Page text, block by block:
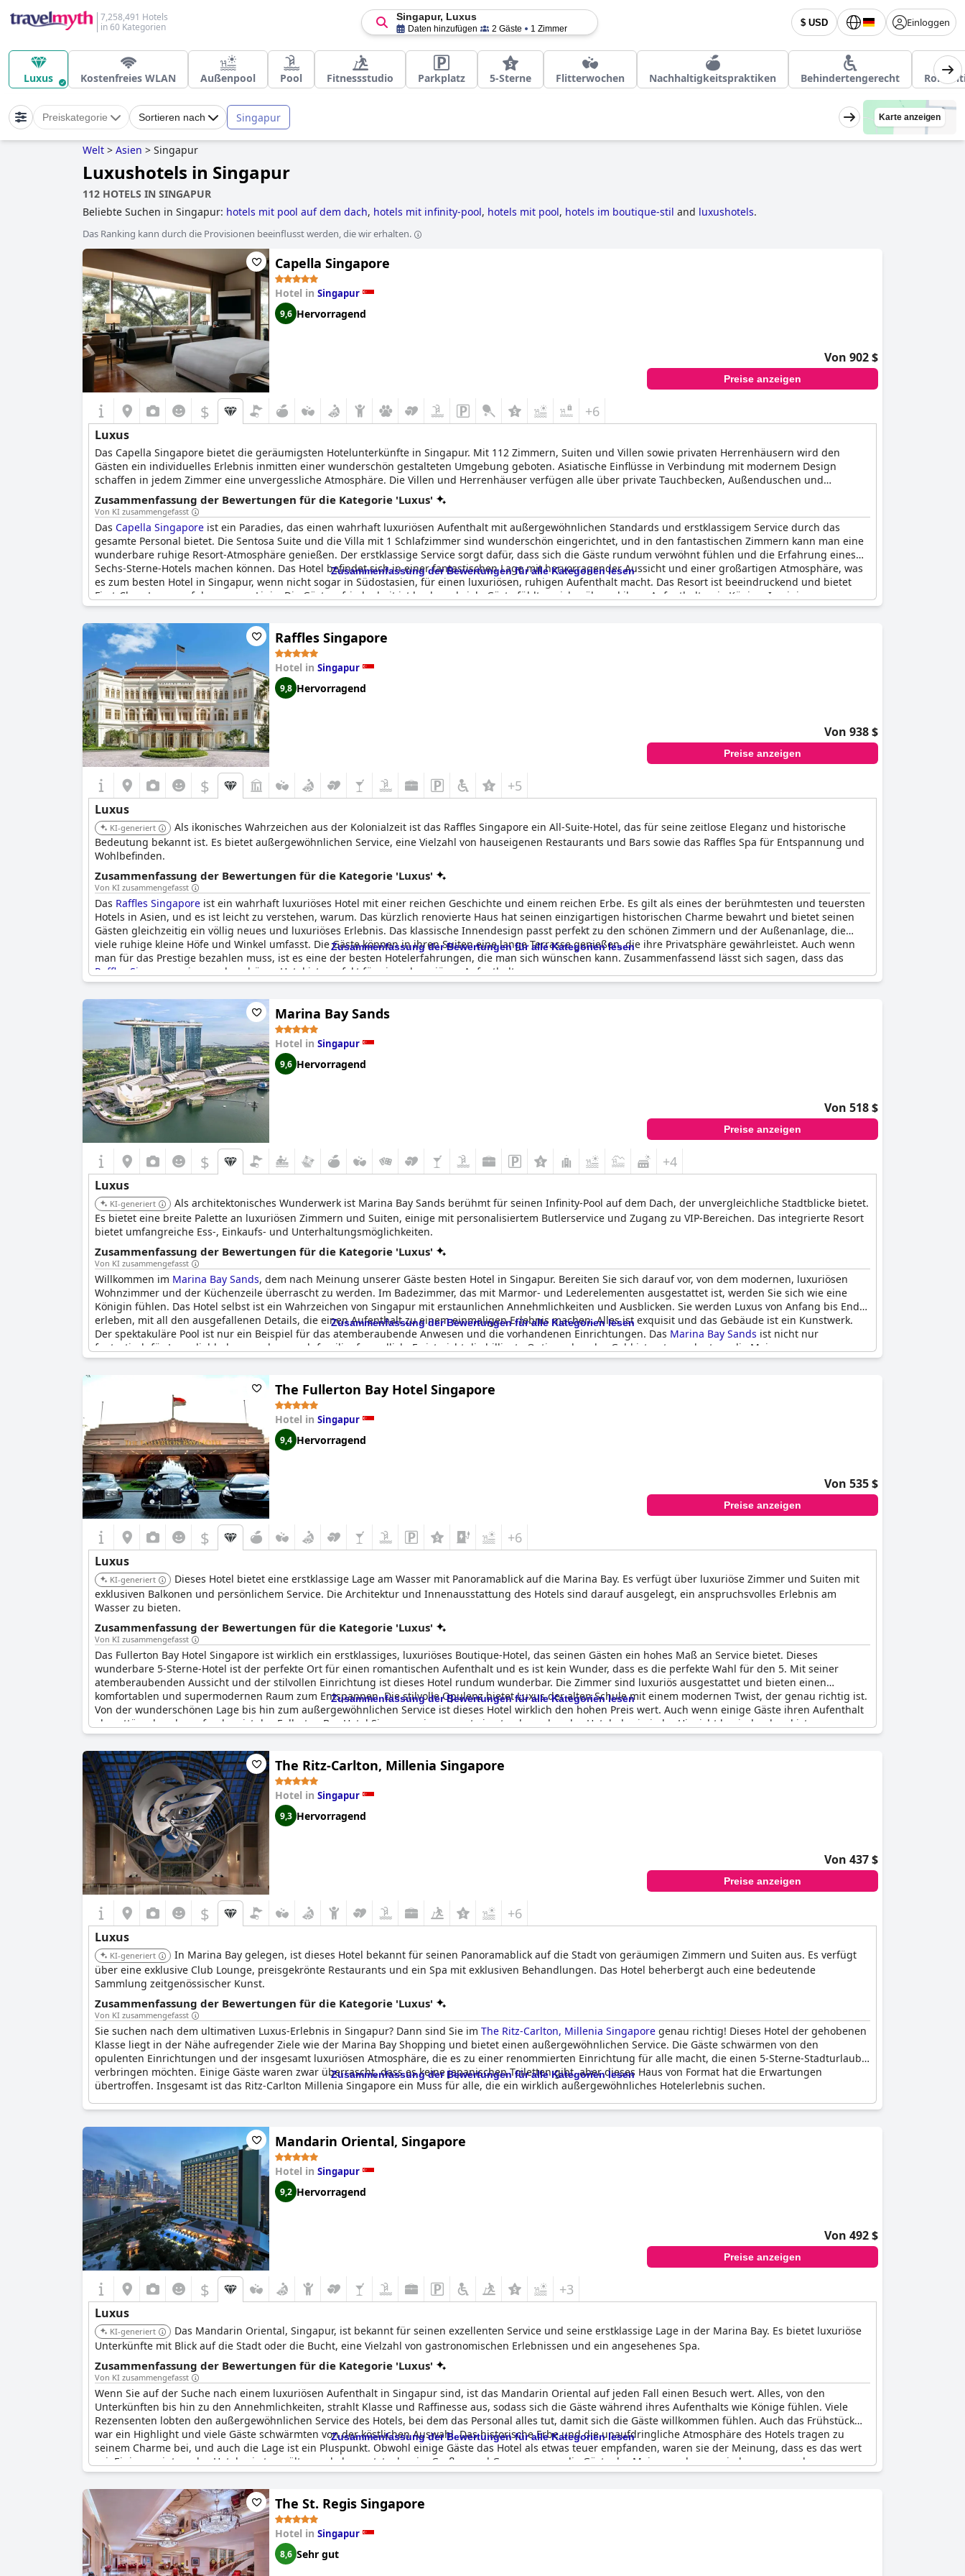
7,258,491 Hotels
in 60 Kategorien
$ USD Einloggen
Singapur, Luxus
Daten hinzufügen 2 Gäste 1 Zimmer
Luxus Kostenfreies WLAN Außenpool Pool Fitnessstudio Parkplatz 5-Sterne Flitterwochen Nachhaltigkeitspraktiken Behindertengerecht
Preiskategorie Sortieren nach Singapur Karte anzeigen
Welt > Asien > Singapur
Luxushotels in Singapur
112 HOTELS IN SINGAPUR
Beliebte Suchen in Singapur: hotels mit pool auf dem dach, hotels mit infinity-pool, hotels mit pool, hotels im boutique-stil and luxushotels.
Das Ranking kann durch die Provisionen beeinflusst werden, die wir erhalten.
Capella Singapore
Hotel in Singapur
9,6 Hervorragend
Von 902 $
Preise anzeigen
$ +6
Luxus
Das Capella Singapore bietet die geräumigsten Hotelunterkünfte in Singapur. Mit 112 Zimmern, Suiten und Villen sowie privaten Herrenhäusern wird den
Gästen ein individuelles Erlebnis inmitten einer wunderschön gestalteten Umgebung geboten. Asiatische Einflüsse in Verbindung mit modernem Design
schaffen in jedem Zimmer eine unvergessliche Atmosphäre. Die Villen und Herrenhäuser verfügen alle über private Tauchbecken, Außenduschen und
Badewannen.
Zusammenfassung der Bewertungen für die Kategorie 'Luxus'
Von KI zusammengefasst
Das Capella Singapore ist ein Paradies, das einen wahrhaft luxuriösen Aufenthalt mit außergewöhnlichen Standards und erstklassigem Service durch das
gesamte Personal bietet. Die Sentosa Suite und die Villa mit 1 Schlafzimmer sind wunderschön eingerichtet, und in den fantastischen Zimmern kann man eine
wunderbare ruhige Resort-Atmosphäre genießen. Der erstklassige Service sorgt dafür, dass sich die Gäste rundum verwöhnt fühlen und die Erfahrung eines
Sechs-Sterne-Hotels machen können. Das Hotel befindet sich in einer fantastischen Lage mit hervorragender Aussicht und einer großartigen Atmosphäre, was
es zum besten Hotel in Singapur, wenn nicht sogar in Südostasien, für einen luxuriösen, ruhigen Aufenthalt macht. Das Resort ist beeindruckend und bietet
First-Class-Luxus auf der ganzen Linie. Die Gästezufriedenheit ist hoch und viele Gäste fühlten sich während ihres Aufenthalts wie Könige. In einigen
Bewertungen wird jedoch erwähnt, dass der Standard im Vergleich zu früheren Aufenthalten gesunken ist und trotz des hohen Preises und des Luxus-
Brandings nicht ihren Erwartungen entspricht. Insgesamt ist das Capella Hotel das Juwel in der Krone von Sentosa und bietet einen erstaunlichen und wirklich
entspannenden Luxusaufenthalt.
Zusammenfassung der Bewertungen für alle Kategorien lesen
Raffles Singapore
Hotel in Singapur
9,8 Hervorragend
Von 938 $
Preise anzeigen
$ +5
Luxus
KI-generiert
Als ikonisches Wahrzeichen aus der Kolonialzeit ist das Raffles Singapore ein All-Suite-Hotel, das für seine zeitlose Eleganz und historische
Bedeutung bekannt ist. Es bietet außergewöhnlichen Service, eine Vielzahl von hauseigenen Restaurants und Bars sowie das Raffles Spa für Entspannung und
Wohlbefinden.
Zusammenfassung der Bewertungen für die Kategorie 'Luxus'
Von KI zusammengefasst
Das Raffles Singapore ist ein wahrhaft luxuriöses Hotel mit einer reichen Geschichte und einem reichen Erbe. Es gilt als eines der berühmtesten und teuersten
Hotels in Asien, und es ist leicht zu verstehen, warum. Das kürzlich renovierte Haus hat seinen einzigartigen historischen Charme bewahrt und bietet seinen
Gästen gleichzeitig ein völlig neues und luxuriöses Erlebnis. Das klassische Innendesign passt perfekt zu den schönen Zimmern und der Außenanlage, die
viele ruhige kleine Höfe und Winkel umfasst. Die Gäste können in ihren Suiten eine lange Terrasse genießen, die ihre Privatsphäre gewährleistet. Auch wenn
man für das Prestige bezahlen muss, ist es eine der besten Hotelerfahrungen, die man sich wünschen kann. Zusammenfassend lässt sich sagen, dass das
Raffles Singapore
ein wunderschönes Hotel ist, perfekt für einen luxuriösen Aufenthalt.
Zusammenfassung der Bewertungen für alle Kategorien lesen
Marina Bay Sands
Hotel in Singapur
9,6 Hervorragend
Von 518 $
Preise anzeigen
$ +4
Luxus
KI-generiert
Als architektonisches Wunderwerk ist Marina Bay Sands berühmt für seinen Infinity-Pool auf dem Dach, der unvergleichliche Stadtblicke bietet.
Es bietet eine breite Palette an luxuriösen Zimmern und Suiten, einige mit personalisiertem Butlerservice und Zugang zu VIP-Bereichen. Das integrierte Resort
bietet umfangreiche Ess-, Einkaufs- und Unterhaltungsmöglichkeiten.
Zusammenfassung der Bewertungen für die Kategorie 'Luxus'
Von KI zusammengefasst
Willkommen im Marina Bay Sands, dem nach Meinung unserer Gäste besten Hotel in Singapur. Bereiten Sie sich darauf vor, von dem modernen, luxuriösen
Wohnzimmer und der Küchenzeile überrascht zu werden. Im Badezimmer, das mit Marmor- und Lederelementen ausgestattet ist, werden Sie sich wie eine
Königin fühlen. Das Hotel selbst ist ein Wahrzeichen von Singapur mit erstaunlichen Annehmlichkeiten und Ausblicken. Sie werden Luxus von Anfang bis Ende
erleben, mit all den ausgefallenen Details, die einen Aufenthalt zu einem einmaligen Erlebnis machen. Alles ist exquisit und das Gebäude ist ein Kunstwerk.
Der spektakuläre Pool ist nur ein Beispiel für das atemberaubende Anwesen und die vorhandenen Einrichtungen. Das Marina Bay Sands ist nicht nur
fantastisch für Luxusliebhaber, sondern auch familienfreundlich. Es ist nicht die billigste Option, aber das Geld ist gut angelegt, so die Meinung unserer
Rezensenten. Das Hotel und das Personal sind einfach fantastisch und der Service übertrifft Ihre Erwartungen. Der einzige Nachteil ist, dass einige Gäste die
Kosten als nicht "luxuriös" genug empfanden, aber insgesamt ist es ein Muss.
Zusammenfassung der Bewertungen für alle Kategorien lesen
The Fullerton Bay Hotel Singapore
Hotel in Singapur
9,4 Hervorragend
Von 535 $
Preise anzeigen
$ +6
Luxus
KI-generiert
Dieses Hotel bietet eine erstklassige Lage am Wasser mit Panoramablick auf die Marina Bay. Es verfügt über luxuriöse Zimmer und Suiten mit
exklusiven Balkonen und persönlichem Service. Die Architektur und Innenausstattung des Hotels sind darauf ausgelegt, ein anspruchsvolles Erlebnis am
Wasser zu bieten.
Zusammenfassung der Bewertungen für die Kategorie 'Luxus'
Von KI zusammengefasst
Das Fullerton Bay Hotel Singapore ist wirklich ein erstklassiges, luxuriöses Boutique-Hotel, das seinen Gästen ein hohes Maß an Service bietet. Dieses
wunderbare 5-Sterne-Hotel ist der perfekte Ort für einen romantischen Aufenthalt und es ist kein Wunder, dass es die perfekte Wahl für den 5. Mit seiner
atemberaubenden Aussicht und der stilvollen Einrichtung ist dieses Hotel rundum wunderbar. Die Zimmer sind luxuriös ausgestattet und bieten einen
komfortablen und supermodernen Raum zum Entspannen. Die stilvolle Opulenz bietet Luxus der alten Schule mit einem modernen Twist, der genau richtig ist.
Von der wunderschönen Lage bis hin zum außergewöhnlichen Service ist dieses Hotel wirklich den hohen Preis wert. Auch wenn einige Gäste ihren Aufenthalt
als enttäuschend empfanden, ist das Fullerton Bay Hotel Singapore insgesamt ein atemberaubendes Hotel, das in jeder Hinsicht beeindruckend ist.
Zusammenfassung der Bewertungen für alle Kategorien lesen
The Ritz-Carlton, Millenia Singapore
Hotel in Singapur
9,3 Hervorragend
Von 437 $
Preise anzeigen
$ +6
Luxus
KI-generiert
In Marina Bay gelegen, ist dieses Hotel bekannt für seinen Panoramablick auf die Stadt von geräumigen Zimmern und Suiten aus. Es verfügt
über eine exklusive Club Lounge, preisgekrönte Restaurants und ein Spa mit exklusiven Behandlungen. Das Hotel beherbergt auch eine bedeutende
Sammlung zeitgenössischer Kunst.
Zusammenfassung der Bewertungen für die Kategorie 'Luxus'
Von KI zusammengefasst
Sie suchen nach dem ultimativen Luxus-Erlebnis in Singapur? Dann sind Sie im The Ritz-Carlton, Millenia Singapore genau richtig! Dieses Hotel der gehobenen
Klasse liegt in der Nähe aufregender Ziele wie der Marina Bay Shopping und bietet einen außergewöhnlichen Service. Die Gäste schwärmen von den
opulenten Einrichtungen und der insgesamt luxuriösen Atmosphäre, die es zu einer renommierten Einrichtung für alle macht, die einen 5-Sterne-Stadturlaub
verbringen möchten. Einige Gäste waren zwar überrascht, dass es keine japanischen Toiletten gibt, aber dieses Haus von Format hat die Erwartungen
übertroffen. Insgesamt ist das Ritz-Carlton Millenia Singapore ein Muss für alle, die ein wirklich außergewöhnliches Hotelerlebnis suchen.
Zusammenfassung der Bewertungen für alle Kategorien lesen
Mandarin Oriental, Singapore
Hotel in Singapur
9,2 Hervorragend
Von 492 $
Preise anzeigen
$ +3
Luxus
KI-generiert
Das Mandarin Oriental, Singapur, ist bekannt für seinen exzellenten Service und seine erstklassige Lage in der Marina Bay. Es bietet luxuriöse
Unterkünfte mit Blick auf die Stadt oder die Bucht, eine Vielzahl von gastronomischen Erlebnissen und ein angesehenes Spa.
Zusammenfassung der Bewertungen für die Kategorie 'Luxus'
Von KI zusammengefasst
Wenn Sie auf der Suche nach einem luxuriösen Aufenthalt in Singapur sind, ist das Mandarin Oriental auf jeden Fall einen Besuch wert. Alles, von den
Unterkünften bis hin zu den Annehmlichkeiten, strahlt Klasse und Raffinesse aus, sodass sich die Gäste während ihres Aufenthalts wie Könige fühlen. Viele
Rezensenten lobten den außergewöhnlichen Service des Hotels, bei dem das Personal alles tut, damit sich die Gäste willkommen fühlen. Auch das Frühstück
war ein Highlight und viele Gäste schwärmten von der köstlichen Auswahl. Das historische Erbe und die unaufdringliche Atmosphäre des Hotels tragen zu
seinem Charme bei, und auch die Lage ist ein Pluspunkt. Obwohl einige Gäste das Hotel als etwas teuer empfanden, waren sie der Meinung, dass es das wert
sei. Einige meinten, das Hotel sei etwas älter und abgenutzt, aber im Großen und Ganzen waren die Gäste der Meinung, dass es ein hervorragendes
Luxushotel mit einer erstaunlichen Atmosphäre und Erfahrung ist.
Zusammenfassung der Bewertungen für alle Kategorien lesen
The St. Regis Singapore
Hotel in Singapur
8,6 Sehr gut